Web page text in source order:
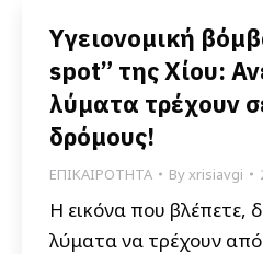
Υγειονομική
spot” της Χίου:
λύματα τρέχουν
δρόμους!
ΕΠΙΚΑΙΡΟΤΗΤΑ Byxrisiavgi
Η εικόνα που βλέπετε,
λύματα να τρέχουν